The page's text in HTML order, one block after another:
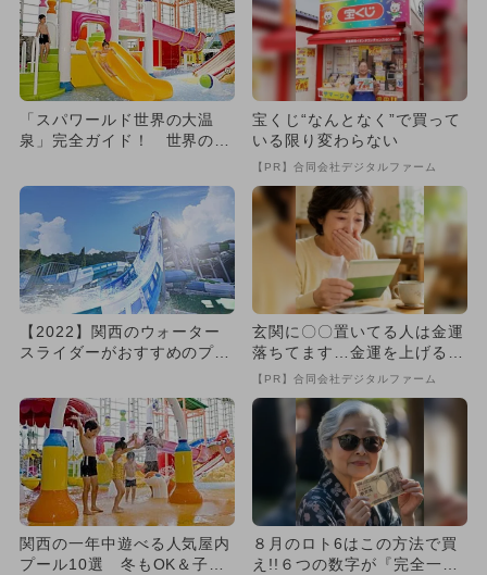
「スパワールド世界の大温
泉」完全ガイド！ 世界のお
宝くじ“なんとなく”で買って
いる限り変わらない
【PR】合同会社デジタルファーム
【2022】関西のウォーター
スライダーがおすすめのプー
玄関に〇〇置いてる人は金運
落ちてます…金運を上げる方
法とは
【PR】合同会社デジタルファーム
関西の一年中遊べる人気屋内
プール10選 冬もOK＆子供
８月のロト6はこの方法で買
え!!６つの数字が『完全一